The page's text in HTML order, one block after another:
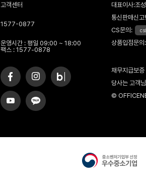
고객센터
1577-0877
운영시간 : 평일 09:00 ~ 18:00
팩스 : 1577-0878
대표이사:조
통신판매신
CS문의:
상품입점문의:
채무지급보
당사는 고객
©